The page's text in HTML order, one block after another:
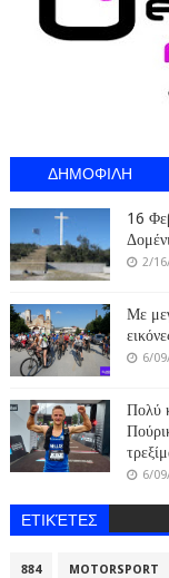
ΔΗΜΟΦΙΛΗ
16
2/
Με
6/
Πολύ
6/
ΕΤΙΚΈΤΕΣ
884 MOTORSPORT